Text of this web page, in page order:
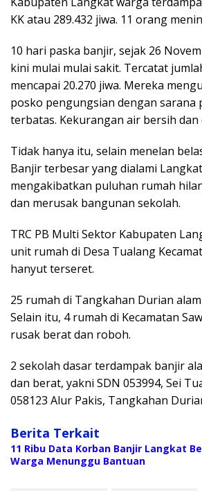
KK atau 289.432 jiwa. 11 orang
10 hari paska banjir, sejak 26
kini mulai mulai sakit. Tercatat
mencapai 20.270 jiwa. Mereka
posko pengungsian dengan sarana
terbatas. Kekurangan air bersih
Tidak hanya itu, selain menelan
Banjir terbesar yang dialami
mengakibatkan puluhan rumah
dan merusak bangunan sekolah.
TRC PB Multi Sektor Kabupaten
unit rumah di Desa Tualang
hanyut terseret.
25 rumah di Tangkahan Durian
Selain itu, 4 rumah di Kecamatan
rusak berat dan roboh.
2 sekolah dasar terdampak banjir
dan berat, yakni SDN 053994, Sei
058123 Alur Pakis, Tangkahan
Berita Terkait
11 Ribu Data Korban Banjir Langkat
Warga Menunggu Bantuan